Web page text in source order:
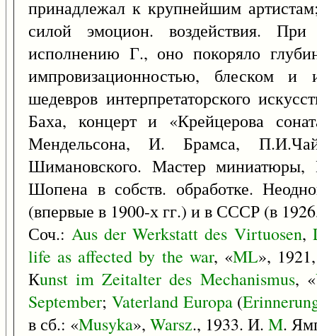
принадлежал к крупнейшим
силой эмоцион. воздействия. При
исполнению Г., оно покоряло
импровизационностью, блеском
шедевров интерпретаторского
Баха, концерт и «Крейцерова
Мендельсона, И. Брамса,
Шимановского. Мастер
Шопена в собств. обработке.
(впервые в 1900-х гг.) и в СССР (в
Соч.:Aus der Werkstatt des Virtuosen,
life as affected by the war, «ML»,
Кunst im Zeitalter des Mechanismus, «
September; Vaterland Europa(
в сб.: «Musyka», Warsz., 1933. И. M.